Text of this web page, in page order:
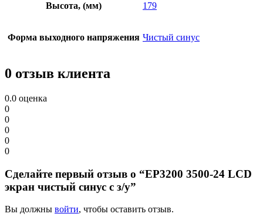
Высота, (мм) 179
Форма выходного напряжения Чистый синус
0 отзыв клиента
0.0 оценка
0
0
0
0
0
Сделайте первый отзыв о “EP3200 3500-24 LCD
экран чистый синус с з/у”
Вы должны войти, чтобы оставить отзыв.